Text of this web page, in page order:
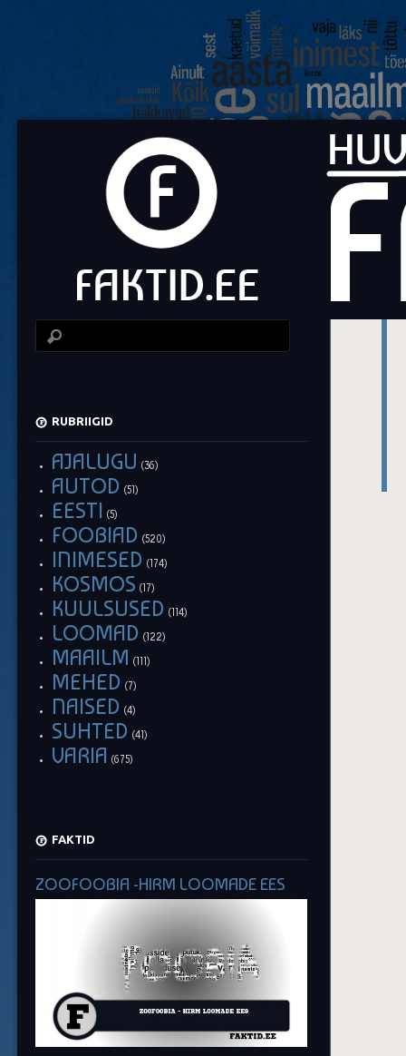
RUBRIIGID
AJALUGU (36)
AUTOD (51)
EESTI (5)
FOOBIAD (520)
INIMESED (174)
KOSMOS (17)
KUULSUSED (114)
LOOMAD (122)
MAAILM (111)
MEHED (7)
NAISED (4)
SUHTED (41)
VARIA (675)
FAKTID
ZOOFOOBIA -HIRM LOOMADE EES